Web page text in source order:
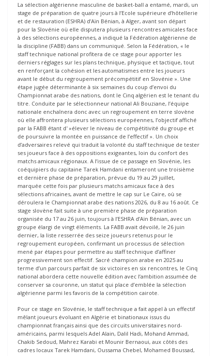
La sélection algérienne masculine de basket-ball a entamé, mardi, un
stage de préparation de quatre jours à l’Ecole supérieure d’hôtellerie
et de restauration (ESHRA) d’Aïn Bénian, à Alger, avant son départ
pour la Slovénie où elle disputera plusieurs rencontres amicales face
à des sélections européennes, a indiqué la Fédération algérienne de
la discipline (FABB) dans un communiqué. Selon la Fédération, « le
staff technique national profitera de ce stage pour apporter les
derniers réglages sur les plans technique, physique et tactique, tout
en renforçant la cohésion et les automatismes entre les joueurs
avant le début du regroupement précompétitif en Slovénie ». Une
étape jugée déterminante à six semaines du coup d’envoi du
Championnat arabe des nations, dont le Cinq algérien est le tenant du
titre. Conduite par le sélectionneur national Ali Bouziane, l’équipe
nationale enchaînera donc avec un regroupement en terre slovène
où elle affrontera plusieurs sélections européennes, l’objectif affiché
par la FABB étant d' »élever le niveau de compétitivité du groupe et
de poursuivre la montée en puissance de l’effectif ». Un choix
d’adversaires relevé qui traduit la volonté du staff technique de tester
ses joueurs face à des oppositions exigeantes, loin du confort des
matchs amicaux régionaux. A l’issue de ce passage en Slovénie, les
coéquipiers du capitaine Tarek Hamdani entameront une troisième
et dernière phase de préparation, prévue du 19 au 29 juillet,
marquée cette fois par plusieurs matchs amicaux face à des
sélections africaines, avant de mettre le cap sur Le Caire, où se
déroulera le Championnat arabe des nations 2026, du 8 au 16 août. Ce
stage slovène fait suite à une première phase de préparation
organisée du 17 au 26 juin, toujours à l’ESHRA d’Aïn Bénian, avec un
groupe élargi de vingt éléments. La FABB avait dévoilé, le 26 juin
dernier, la liste resserrée des seize joueurs retenus pour le
regroupement européen, confirmant un processus de sélection
mené par étapes pour permettre au staff technique d’affiner
progressivement son effectif. Sacré champion arabe en 2025 au
terme d’un parcours parfait de six victoires en six rencontres, le Cinq
national abordera cette nouvelle édition avec l’ambition assumée de
conserver sa couronne, un statut qui place d’emblée la sélection
algérienne parmi les favoris de la compétition cairote.
Pour ce stage en Slovénie, le staff technique a fait appel à un effectif
mêlant joueurs évoluant en Algérie et binationaux issus du
championnat français ainsi que des circuits universitaires nord-
américains, parmi lesquels Adel Alain, Dalil Hadi, Mohand Ammad,
Chakib Sedoud, Mahrez Karabi et Mounir Bernaoui, aux côtés des
cadres locaux Tarek Hamdani, Oussama Chebel, Mohamed Boussad,